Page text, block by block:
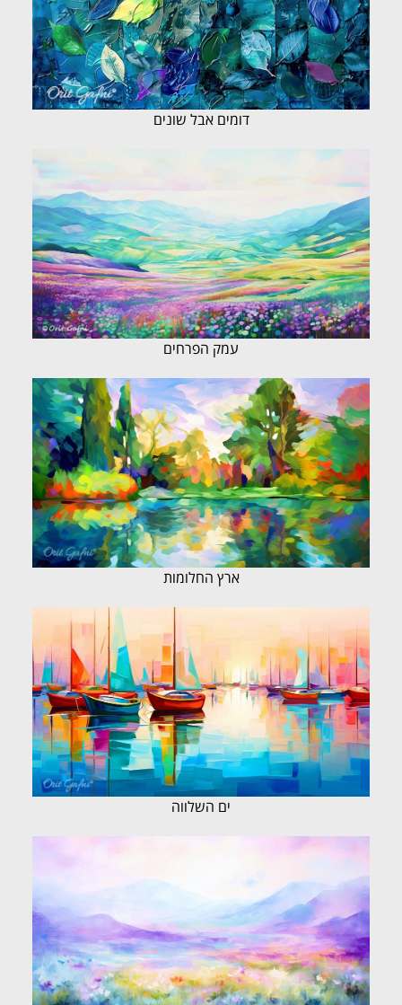
דומים אבל שונים
עמק הפרחים
ארץ החלומות
ים השלווה